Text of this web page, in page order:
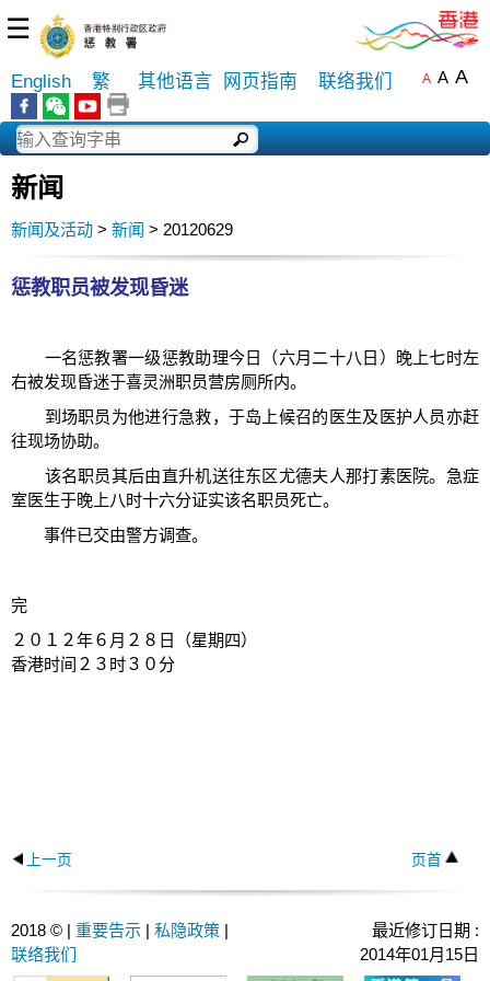
☰
English 繁 其他语言 网页指南 联络我们 A A A
新闻
新闻及活动 > 新闻 > 20120629
惩教职员被发现昏迷
一名惩教署一级惩教助理今日（六月二十八日）晚上七时左
右被发现昏迷于喜灵洲职员营房厕所内。
到场职员为他进行急救，于岛上候召的医生及医护人员亦赶
往现场协助。
该名职员其后由直升机送往东区尤德夫人那打素医院。急症
室医生于晚上八时十六分证实该名职员死亡。
事件已交由警方调查。
完
２０１２年６月２８日（星期四）
香港时间２３时３０分
上一页 页首
2018 © | 重要告示 | 私隐政策 |
联络我们
最近修订日期 :
2014年01月15日